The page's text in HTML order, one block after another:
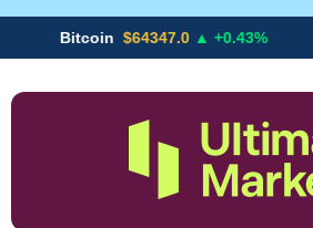
$64347.0 ▲ +0.43% USD/